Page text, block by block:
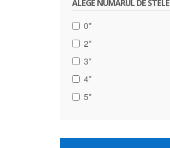
ALEGE NUMARUL DE STELE
0*
2*
3*
4*
5*